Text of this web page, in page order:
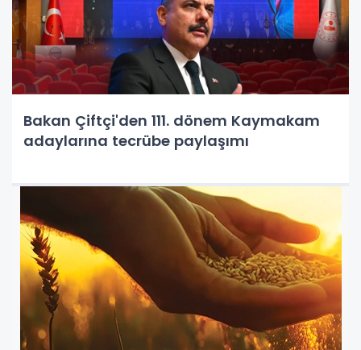
Bakan Çiftçi'den 111. dönem Kaymakam
adaylarına tecrübe paylaşımı